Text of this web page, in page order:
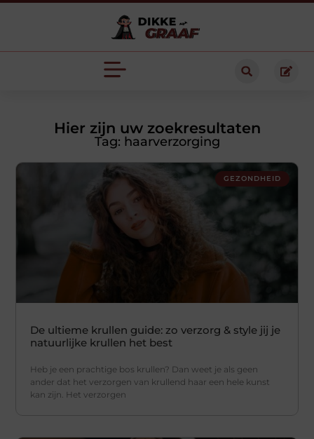
Hier zijn uw zoekresultaten
Tag: haarverzorging
GEZONDHEID
De ultieme krullen guide: zo verzorg & style jij je
natuurlijke krullen het best
Heb je een prachtige bos krullen? Dan weet je als geen
ander dat het verzorgen van krullend haar een hele kunst
kan zijn. Het verzorgen